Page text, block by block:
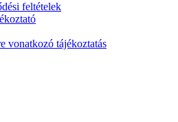
feltételek
vonatkozó tájékoztatás